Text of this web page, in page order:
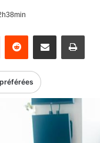
PinterestReddit Partager par email